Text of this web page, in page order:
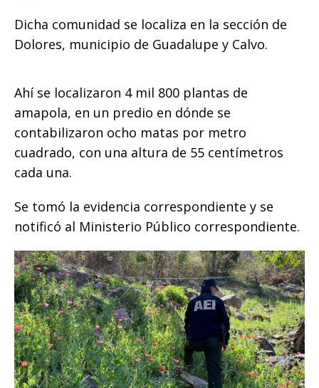
Dicha comunidad se localiza en la sección de
Dolores, municipio de Guadalupe y Calvo.
Ahí se localizaron 4 mil 800 plantas de
amapola, en un predio en dónde se
contabilizaron ocho matas por metro
cuadrado, con una altura de 55 centímetros
cada una.
Se tomó la evidencia correspondiente y se
notificó al Ministerio Público correspondiente.